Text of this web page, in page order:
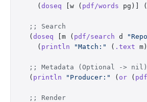
    (
doseq [w ( pdf/words pg)] (
  ;; Search
  (
doseq [m ( pdf/search d
    (
println "Match:" ( .text
  ;; Metadata (Optional -> nil)
  (
println "Producer:" ( or (
  ;; Render